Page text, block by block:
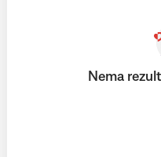
Nema